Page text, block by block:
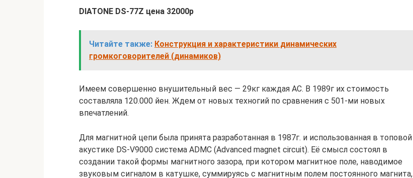
DIATONE DS-77Z цена 32000р
Читайте также: Конструкция и характеристики динамических
громкоговорителей (динамиков)
Имеем совершенно внушительный вес — 29кг каждая АС. В 1989г их стоимость
составляла 120.000 йен. Ждем от новых техногий по сравнения с 501-ми новых
впечатлений.
Для магнитной цепи была принята разработанная в 1987г. и использованная в топовой
акустике DS-V9000 система ADMC (Advanced magnet circuit). Её смысл состоял в
создании такой формы магнитного зазора, при котором магнитное поле, наводимое
звуковым сигналом в катушке, суммируясь с магнитным полем постоянного магнита,